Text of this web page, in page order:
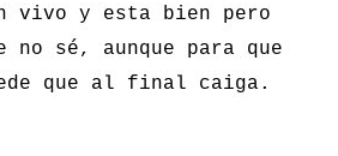
vivo y esta bien pero
no sé, aunque para que
que al final caiga.